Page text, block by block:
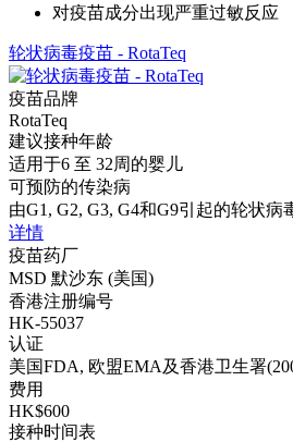
对疫苗成分出现严重过敏反应
轮状病毒疫苗 - RotaTeq
疫苗品牌
RotaTeq
建议接种年龄
适用于6 至 32周的婴儿
可预防的传染病
由G1, G2, G3, G4和G9引起的轮状病
详情
疫苗药厂
MSD 默沙东 (美国)
香港注册编号
HK-55037
认证
美国FDA, 欧盟EMA及香港卫生署
费用
HK$600
接种时间表